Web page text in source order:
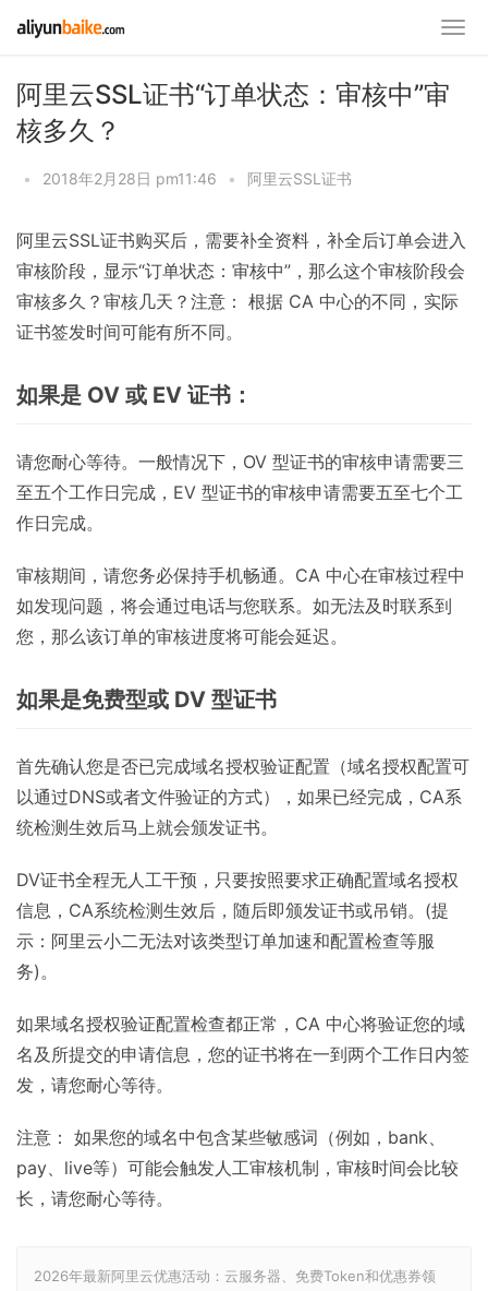
阿里云SSL证书“订单状态：审核中”审
核多久？
• 2018年2月28日 pm11:46 • 阿里云SSL证书
阿里云SSL证书购买后，需要补全资料，补全后订单会进入
审核阶段，显示“订单状态：审核中”，那么这个审核阶段会
审核多久？审核几天？注意： 根据 CA 中心的不同，实际
证书签发时间可能有所不同。
如果是 OV 或 EV 证书：
请您耐心等待。一般情况下，OV 型证书的审核申请需要三
至五个工作日完成，EV 型证书的审核申请需要五至七个工
作日完成。
审核期间，请您务必保持手机畅通。CA 中心在审核过程中
如发现问题，将会通过电话与您联系。如无法及时联系到
您，那么该订单的审核进度将可能会延迟。
如果是免费型或 DV 型证书
首先确认您是否已完成域名授权验证配置（域名授权配置可
以通过DNS或者文件验证的方式），如果已经完成，CA系
统检测生效后马上就会颁发证书。
DV证书全程无人工干预，只要按照要求正确配置域名授权
信息，CA系统检测生效后，随后即颁发证书或吊销。(提
示：阿里云小二无法对该类型订单加速和配置检查等服
务)。
如果域名授权验证配置检查都正常，CA 中心将验证您的域
名及所提交的申请信息，您的证书将在一到两个工作日内签
发，请您耐心等待。
注意： 如果您的域名中包含某些敏感词（例如，bank、
pay、live等）可能会触发人工审核机制，审核时间会比较
长，请您耐心等待。
2026年最新阿里云优惠活动：云服务器、免费Token和优惠券领